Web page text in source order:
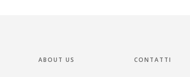
ABOUT US CONTATTI